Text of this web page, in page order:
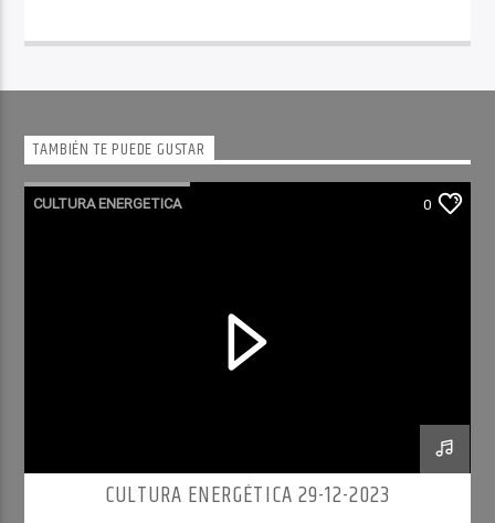
TAMBIÉN TE PUEDE GUSTAR
CULTURA ENERGETICA 0
CULTURA ENERGÉTICA 29-12-2023